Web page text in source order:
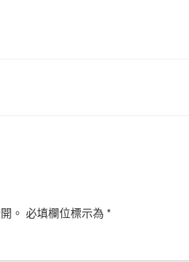
。 必填欄位標示為 *